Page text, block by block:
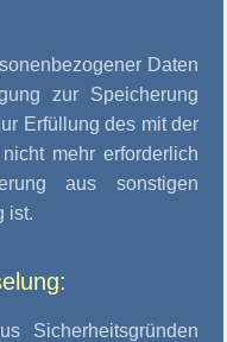
Daten
zur Speicherung
Erfüllung des mit der
mehr erforderlich
aus sonstigen
ist.
Sicherheitsgründen